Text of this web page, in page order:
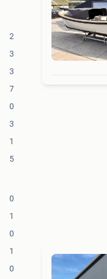
2
3
3
7
0
3
1
5
0
1
0
1
0